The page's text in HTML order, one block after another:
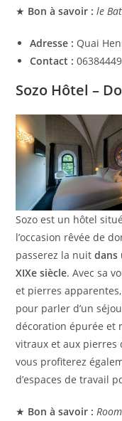
★ Bon à savoir : le
Adresse : Quai
Contact :
Sozo Hôtel –
Sozo est un hôtel
l’occasion rêvée de
passerez la nuitdans
XIXe siècle. Avec sa
et pierres apparentes,
pour parler d’un
décoration épurée et
vitraux et aux pierres
vous profiterez
d’espaces de travail
★ Bon à savoir :